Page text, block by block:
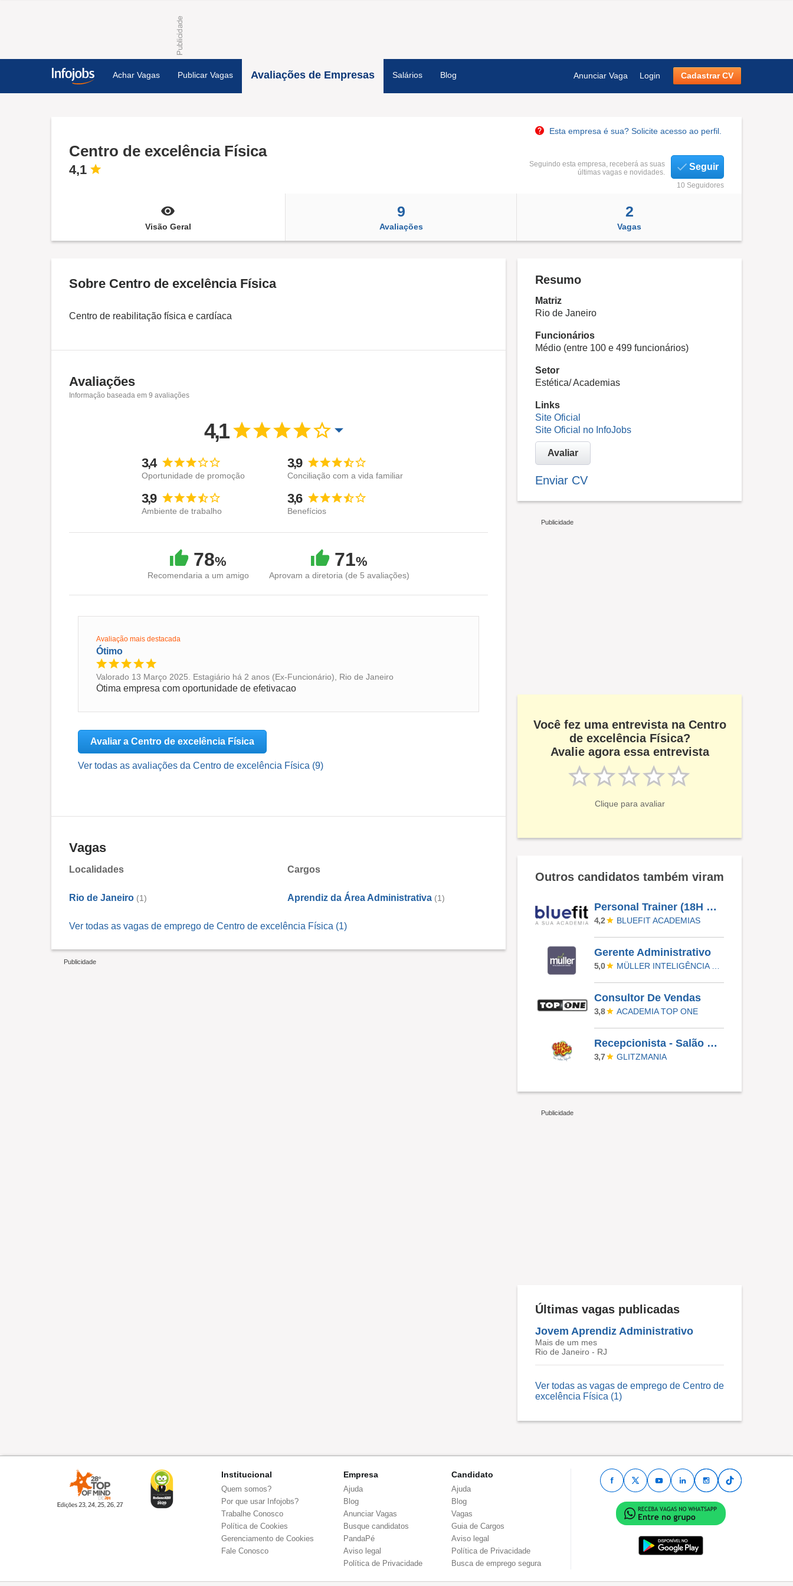
Achar Vagas Publicar Vagas Avaliações de Empresas Salários Blog Anunciar Vaga Login Cadastrar CV
Esta empresa é sua? Solicite acesso ao perfil.
Centro de excelência Física
4,1
Seguindo esta empresa, receberá as suas
últimas vagas e novidades.
Seguir
10 Seguidores
Visão Geral
9
Avaliações
2
Vagas
Sobre Centro de excelência Física
Centro de reabilitação física e cardíaca
Avaliações
Informação baseada em 9 avaliações
4,1
3,4
Oportunidade de promoção
3,9
Conciliação com a vida familiar
3,9
Ambiente de trabalho
3,6
Benefícios
78%
Recomendaria a um amigo
71%
Aprovam a diretoria (de 5 avaliações)
Avaliação mais destacada
Ótimo
Valorado 13 Março 2025. Estagiário há 2 anos (Ex-Funcionário), Rio de Janeiro
Ótima empresa com oportunidade de efetivacao
Avaliar a Centro de excelência Física
Ver todas as avaliações da Centro de excelência Física (9)
Vagas
Localidades
Rio de Janeiro (1)
Cargos
Aprendiz da Área Administrativa (1)
Ver todas as vagas de emprego de Centro de excelência Física (1)
Resumo
Matriz
Rio de Janeiro
Funcionários
Médio (entre 100 e 499 funcionários)
Setor
Estética/ Academias
Links
Site Oficial
Site Oficial no InfoJobs
Avaliar
Enviar CV
Você fez uma entrevista na Centro
de excelência Física?
Avalie agora essa entrevista
Clique para avaliar
Outros candidatos também viram
Personal Trainer (18H Às 22H) - Maria Monteiro - Campinas / SP
4,2 BLUEFIT ACADEMIAS
Gerente Administrativo
5,0
Consultor De Vendas
3,8 ACADEMIA TOP ONE
Recepcionista - Salão De Beleza
3,7 GLITZMANIA
Últimas vagas publicadas
Jovem Aprendiz Administrativo
Mais de um mes
Rio de Janeiro - RJ
Ver todas as vagas de emprego de Centro de
excelência Física (1)
Institucional
Quem somos?
Por que usar Infojobs?
Trabalhe Conosco
Política de Cookies
Gerenciamento de Cookies
Fale Conosco
Empresa
Ajuda
Blog
Anunciar Vagas
Busque candidatos
PandaPé
Aviso legal
Política de Privacidade
Candidato
Ajuda
Blog
Vagas
Guia de Cargos
Aviso legal
Política de Privacidade
Busca de emprego segura